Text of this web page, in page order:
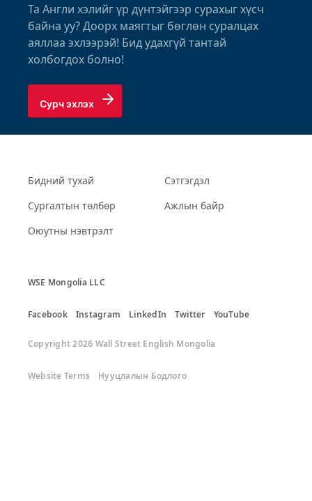
Та Англи хэлийг үр дүнтэйгээр сурахыг хүсч
байна уу? Доорх маягтыг бөглөн суралцах
аяллаа эхлээрэй! Бид удахгүй тантай
холбогдох болно!
Сурч эхлэх
Бидний тухай
Сургалтын төлбөр
Оюутны нэвтрэлт
Сэтгэгдэл
Ажлын байр
WSE Mongolia LLC
Facebook Instagram LinkedIn Twitter YouTube
Copyright 2026 Wall Street English Mongolia
Website Terms Нууцлалын Бодлого